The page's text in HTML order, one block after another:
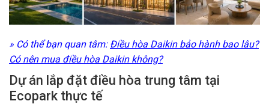
» Có thể bạn quan tâm: Điều hòa Daikin bảo hành bao lâu?
Có nên mua điều hòa Daikin không?
Dự án lắp đặt điều hòa trung tâm tại
Ecopark thực tế